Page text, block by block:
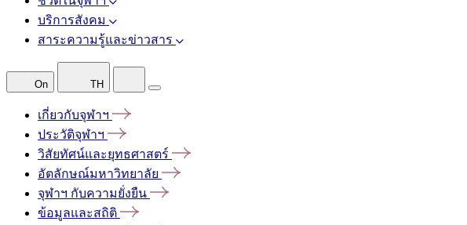
บริการสังคม
สาระความรู้และข่าวสาร
On TH
เกี่ยวกับจุฬาฯ
ประวัติจุฬาฯ
วิสัยทัศน์และยุทธศาสตร์
อัตลักษณ์มหาวิทยาลัย
จุฬาฯ กับความยั่งยืน
ข้อมูลและสถิติ